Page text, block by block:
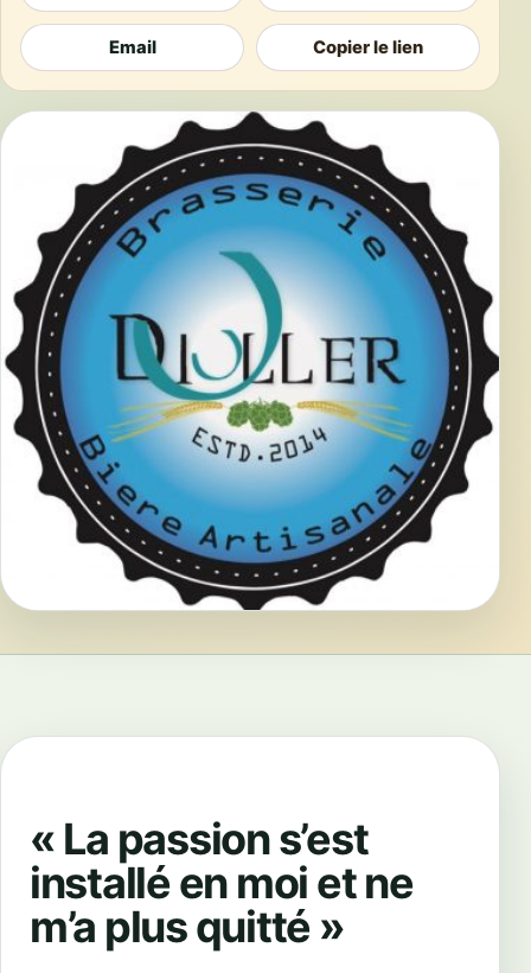
Email Copier le lien
« La passion s’est
installé en moi et ne
m’a plus quitté »